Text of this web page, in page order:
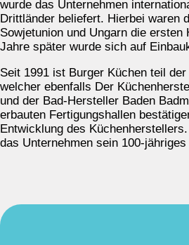
wurde das Unternehmen
Drittländer beliefert. Hierbei waren
Sowjetunion und Ungarn die ersten
Jahre später wurde sich auf
Seit 1991 ist Burger Küchen teil
welcher ebenfalls Der
und der Bad-Hersteller Baden
erbauten Fertigungshallen
Entwicklung des
das Unternehmen sein 100-